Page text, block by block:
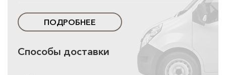
ПОДРОБНЕЕ
Способы доставки